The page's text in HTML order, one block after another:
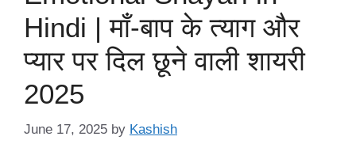
Hindi | माँ-बाप के त्याग और
प्यार पर दिल छूने वाली शायरी
2025
June 17, 2025 by Kashish